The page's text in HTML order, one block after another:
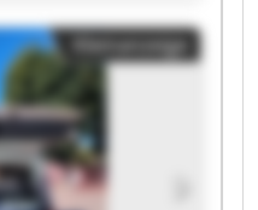
GmbH Formplast
GmbH
GmbH Formplast
GmbH
Kleinanzeige